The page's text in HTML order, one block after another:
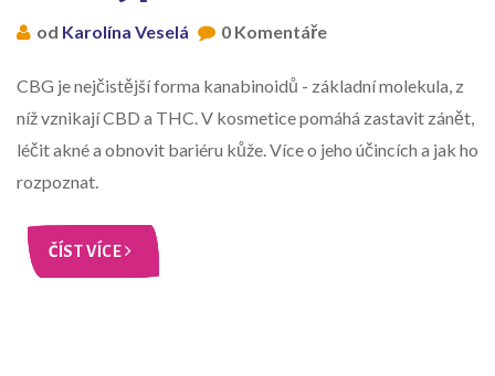
od Karolína Veselá 0 Komentáře
CBG je nejčistější forma kanabinoidů - základní molekula, z
níž vznikají CBD a THC. V kosmetice pomáhá zastavit zánět,
léčit akné a obnovit bariéru kůže. Více o jeho účincích a jak ho
rozpoznat.
ČÍST VÍCE